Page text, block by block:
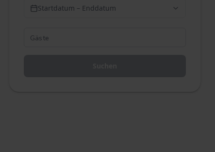
Startdatum – Enddatum